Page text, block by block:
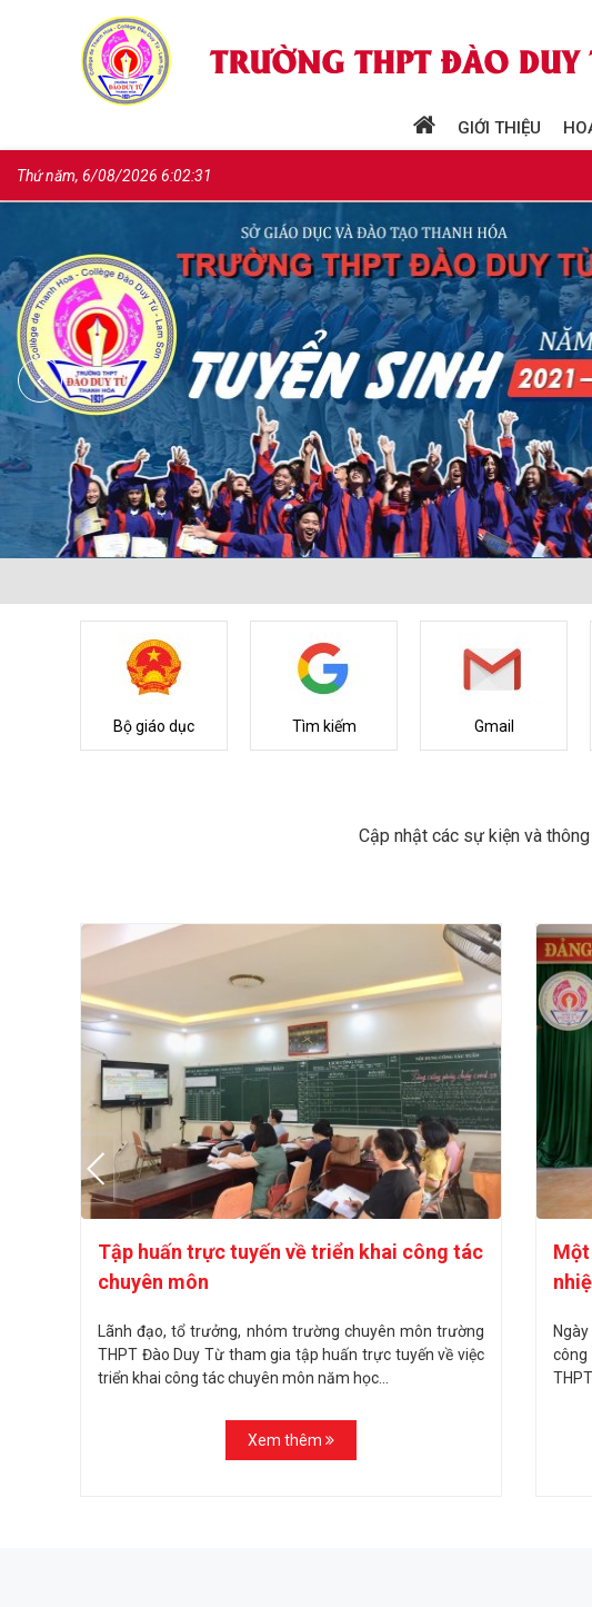
GIỚI THIỆU
Thứ năm, 6/08/2026 6:02:32
Bộ giáo dục Tìm kiếm Gmail
Cập nhật các sự kiện và
Tập huấn trực tuyến về triển khai công tác
chuyên môn
Lãnh đạo, tổ trưởng, nhóm trường chuyên môn trường
THPT Đào Duy Từ tham gia tập huấn trực tuyến về việc
triển khai công tác chuyên môn năm học...
Xem thêm
Một